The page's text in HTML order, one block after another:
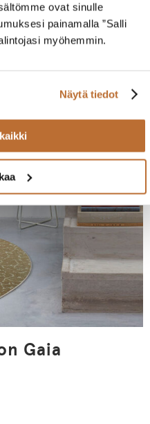
ovat sinulle
painamalla ”Salli
myöhemmin.
Näytä tiedot
Gaia